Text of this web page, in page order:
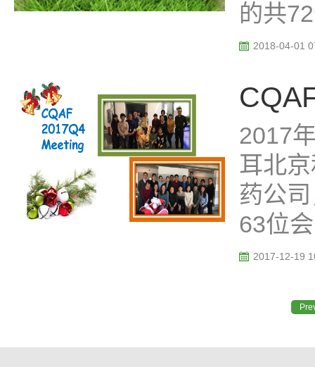
的共
2018-04-01
2017
耳北
药公
63位
2017-12-19